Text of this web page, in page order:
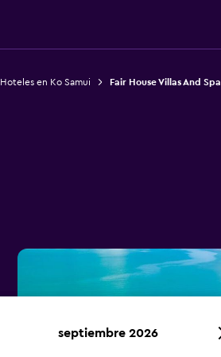
Hoteles en Ko Samui Fair House Villas And Spa
septiembre 2026